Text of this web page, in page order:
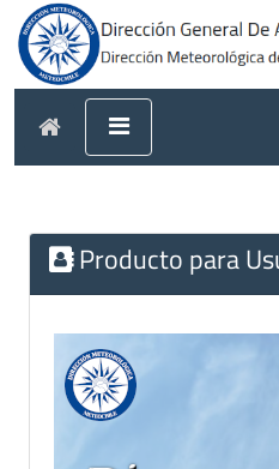
Producto para